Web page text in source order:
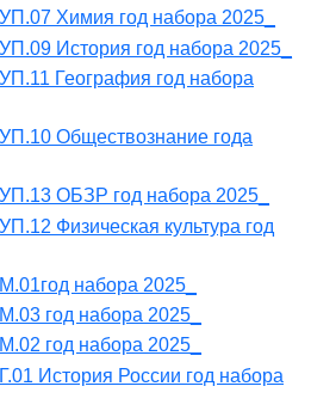
Химия год набора 2025_
История год набора 2025_
География год набора
Обществознание года
ОБЗР год набора 2025_
Физическая культура год
набора 2025_
год набора 2025_
год набора 2025_
История России год набора